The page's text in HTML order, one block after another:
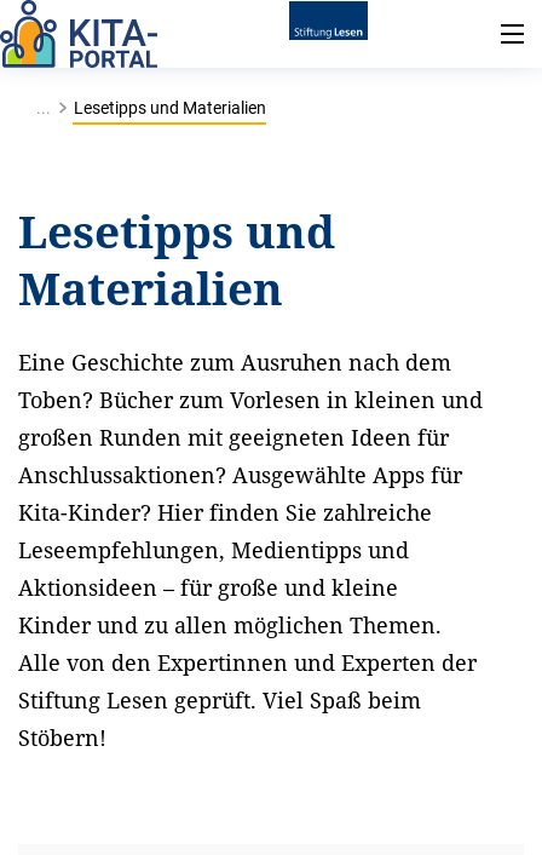
... Lesetipps und Materialien
Lesetipps und
Materialien
Eine Geschichte zum Ausruhen nach dem
Toben? Bücher zum Vorlesen in kleinen und
großen Runden mit geeigneten Ideen für
Anschlussaktionen? Ausgewählte Apps für
Kita-Kinder? Hier finden Sie zahlreiche
Leseempfehlungen, Medientipps und
Aktionsideen – für große und kleine
Kinder und zu allen möglichen Themen.
Alle von den Expertinnen und Experten der
Stiftung Lesen geprüft. Viel Spaß beim
Stöbern!